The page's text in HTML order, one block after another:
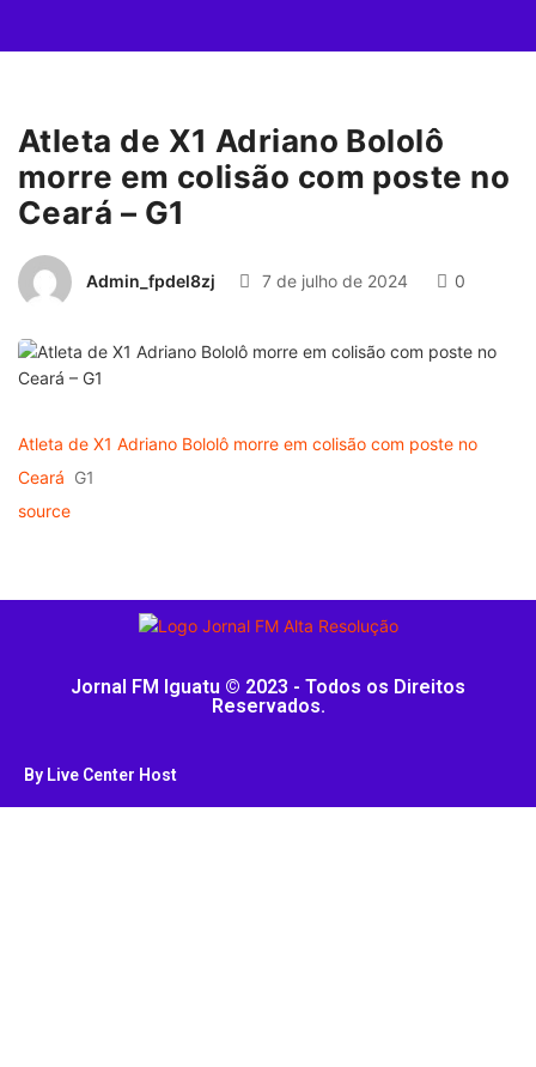
Atleta de X1 Adriano Bololô
morre em colisão com poste no
Ceará – G1
Admin_fpdel8zj 7 de julho de 2024 0
Atleta de X1 Adriano Bololô morre em colisão com poste no
Ceará G1
source
Jornal FM Iguatu © 2023 - Todos os Direitos
Reservados.
By Live Center Host